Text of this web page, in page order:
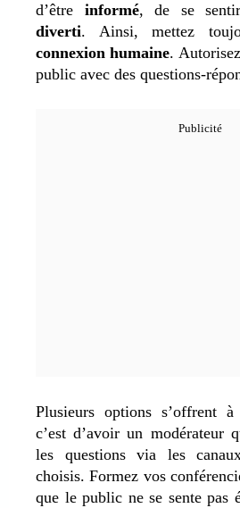
d’être informé, de se
diverti. Ainsi, mettez
connexion humaine.
public avec des questions-
Plusieurs options s’offrent
c’est d’avoir un modérateur
les questions via les
choisis. Formez vos
que le public ne se sente pas